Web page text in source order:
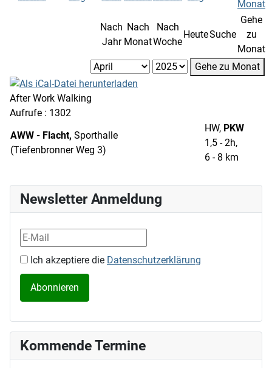
Nach
Jahr
Nach
Monat
Nach
Woche
HeuteSuche
Gehe
zu
Monat
Gehe zu Monat
After Work Walking
Aufrufe : 1302
AWW - Flacht, Sporthalle
(Tiefenbronner Weg 3)
HW, PKW
1,5 - 2h,
6 - 8 km
Newsletter Anmeldung
Ich akzeptiere die Datenschutzerklärung
Kommende Termine